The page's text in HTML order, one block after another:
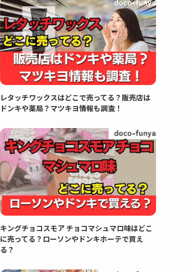
レタッチワックスはどこで売ってる？販売店は
ドンキや薬局？マツキヨ情報も調査！
キングチョコスモア チョコマシュマロ味はどこ
に売ってる？ローソンやドンキホーテで買え
る？